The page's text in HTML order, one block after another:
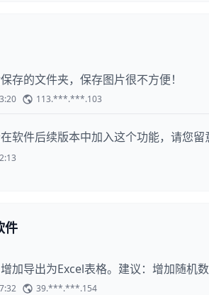
存的文件夹，保存图片很不方便！
113.***.***.103
软件后续版本中加入这个功能，请您留
件
加导出为Excel表格。建议：增加随机
39.***.***.154